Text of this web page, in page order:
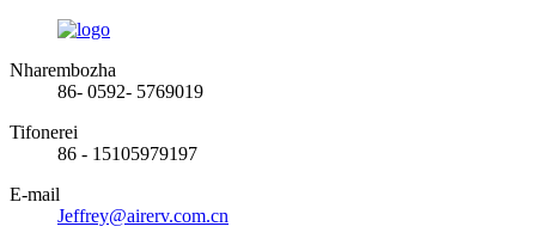
Nharembozha
86- 0592- 5769019
Tifonerei
86 - 15105979197
E-mail
Jeffrey@airerv.com.cn